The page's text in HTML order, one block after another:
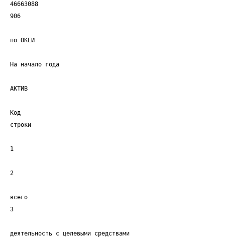
46663088
906
по ОКЕИ
На начало года
АКТИВ
Код
строки
1
2
всего
3
деятельность с целевыми средствами